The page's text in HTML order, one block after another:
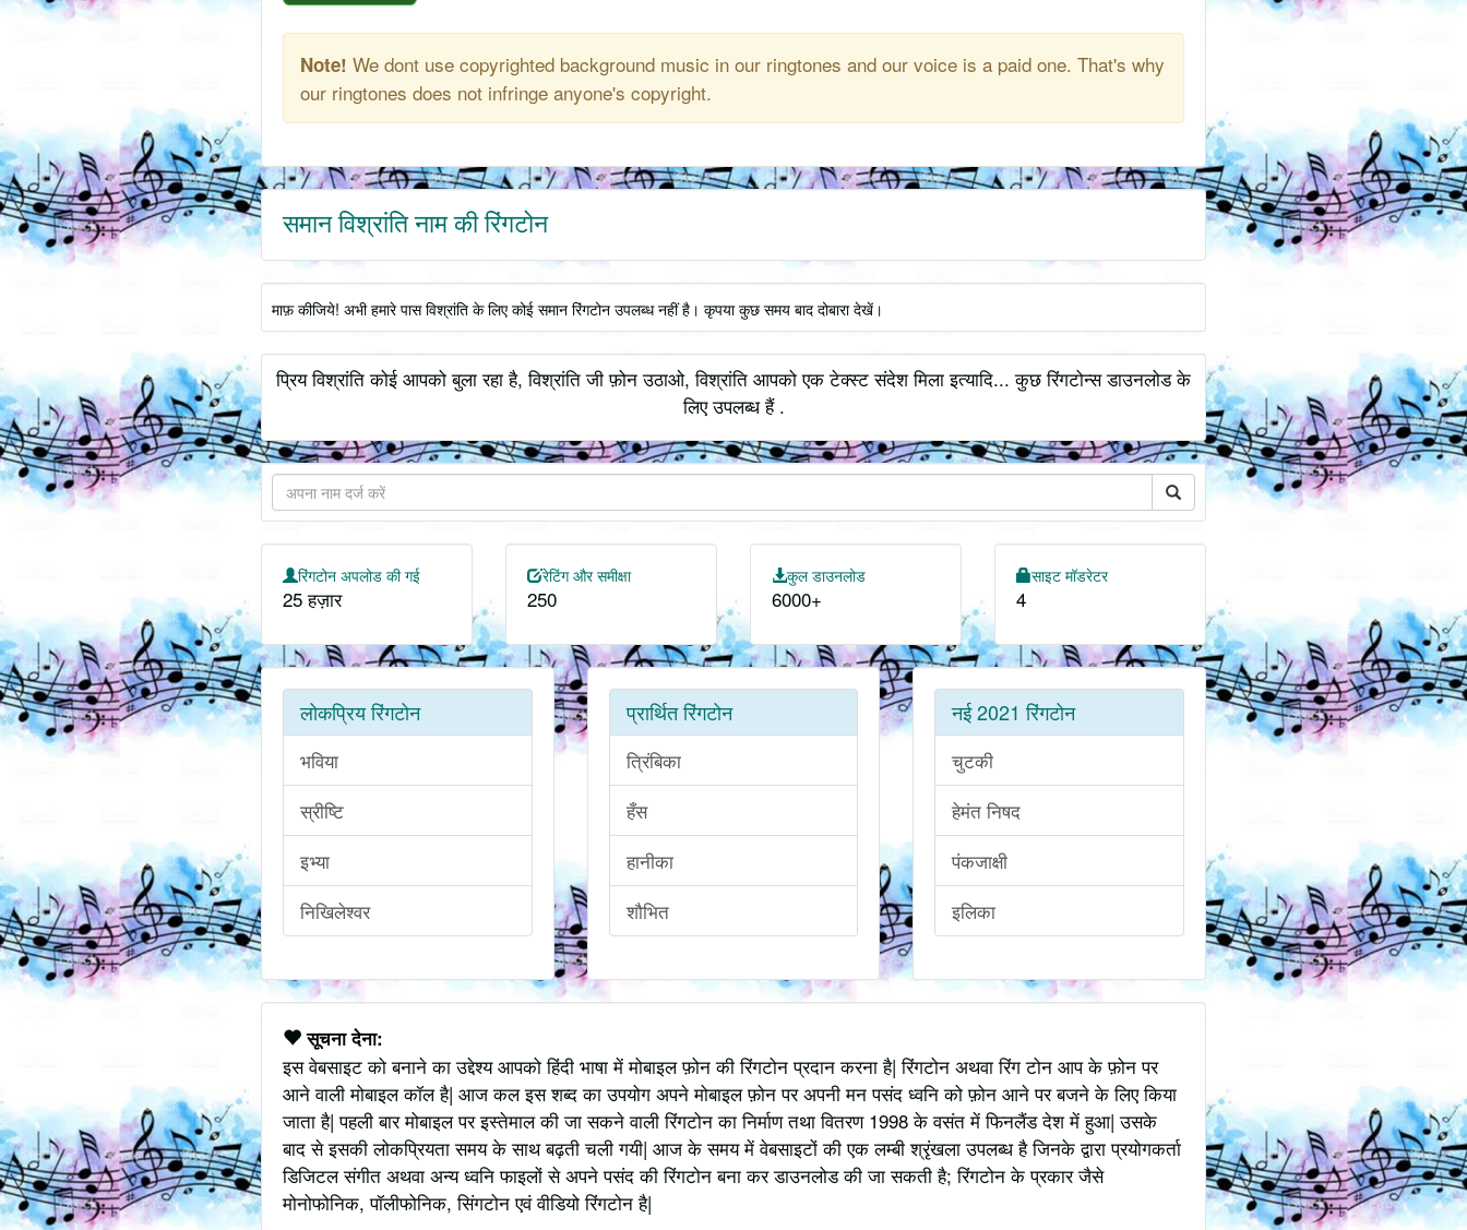
Note! We dont use copyrighted background music in our ringtones and our voice is a paid one. That's why
our ringtones does not infringe anyone's copyright.
समान विश्रांति नाम की रिंगटोन
माफ़ कीजिये! अभी हमारे पास विश्रांति के लिए कोई समान रिंगटोन उपलब्ध नहीं है। कृपया कुछ समय बाद दोबारा देखें।
प्रिय विश्रांति कोई आपको बुला रहा है, विश्रांति जी फ़ोन उठाओ, विश्रांति आपको एक टेक्स्ट संदेश मिला इत्यादि... कुछ रिंगटोन्स डाउनलोड के
लिए उपलब्ध हैं .
रिंगटोन अपलोड की गई
25 हज़ार
रेटिंग और समीक्षा
250
कुल डाउनलोड
6000+
साइट मॉडरेटर
4
लोकप्रिय रिंगटोन
भविया
स्रीष्टि
इभ्या
निखिलेश्वर
प्रार्थित रिंगटोन
त्रिंबिका
हँस
हानीका
शौभित
नई 2021 रिंगटोन
चुटकी
हेमंत निषद
पंकजाक्षी
इलिका
सूचना देना:
इस वेबसाइट को बनाने का उद्देश्य आपको हिंदी भाषा में मोबाइल फ़ोन की रिंगटोन प्रदान करना है| रिंगटोन अथवा रिंग टोन आप के फ़ोन पर
आने वाली मोबाइल कॉल है| आज कल इस शब्द का उपयोग अपने मोबाइल फ़ोन पर अपनी मन पसंद ध्वनि को फ़ोन आने पर बजने के लिए किया
जाता है| पहली बार मोबाइल पर इस्तेमाल की जा सकने वाली रिंगटोन का निर्माण तथा वितरण 1998 के वसंत में फिनलैंड देश में हुआ| उसके
बाद से इसकी लोकप्रियता समय के साथ बढ़ती चली गयी| आज के समय में वेबसाइटों की एक लम्बी श्रृंखला उपलब्ध है जिनके द्वारा प्रयोगकर्ता
डिजिटल संगीत अथवा अन्य ध्वनि फाइलों से अपने पसंद की रिंगटोन बना कर डाउनलोड की जा सकती है; रिंगटोन के प्रकार जैसे
मोनोफोनिक, पॉलीफोनिक, सिंगटोन एवं वीडियो रिंगटोन है|